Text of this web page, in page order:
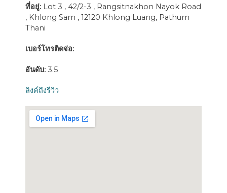
ที่อยู่: Lot 3 , 42/2-3 , Rangsitnakhon Nayok Road
, Khlong Sam , 12120 Khlong Luang, Pathum
Thani
เบอร์โทรติดจ่อ:
อันดับ: 3.5
ลิงค์ถึงรีวิว